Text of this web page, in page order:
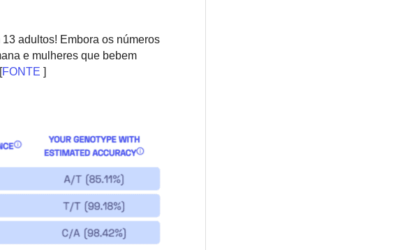
adultos! Embora os números
e mulheres que bebem
FONTE ]